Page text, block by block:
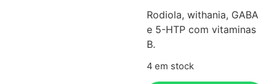
Rodiola, withania, GABA
e 5-HTP com vitaminas
B.
4 em stock